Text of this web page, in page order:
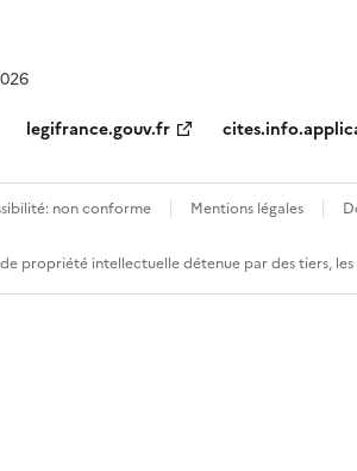
legifrance.gouv.fr
non conforme Mentions légales
propriété intellectuelle détenue par des tiers,